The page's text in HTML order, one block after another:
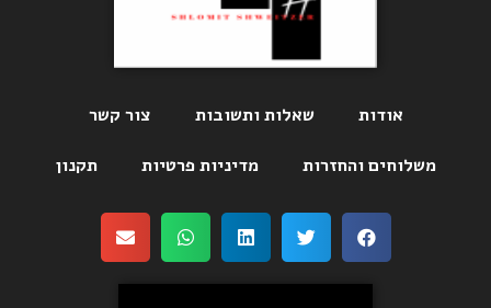
אודות שאלות ותשובות צור קשר
משלוחים והחזרות מדיניות פרטיות תקנון